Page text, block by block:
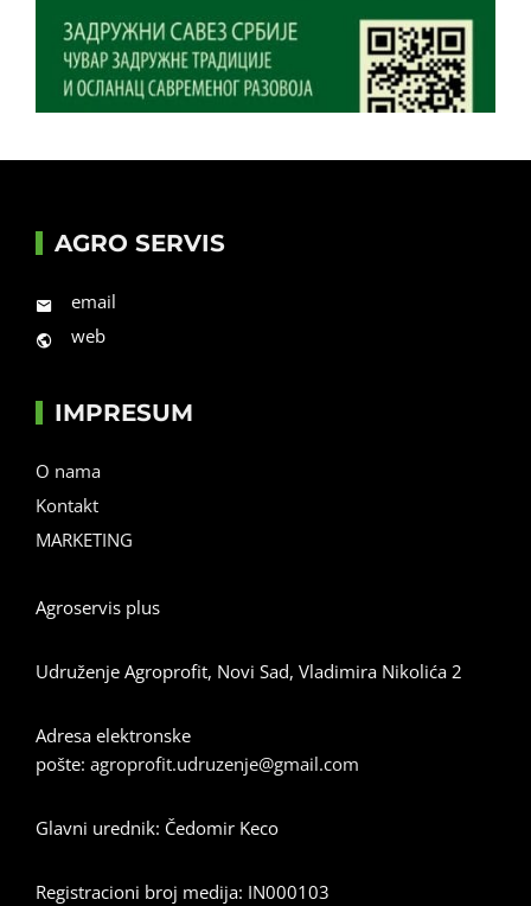
AGRO SERVIS
email
web
IMPRESUM
O nama
Kontakt
MARKETING
Agroservis plus
Udruženje Agroprofit, Novi Sad, Vladimira Nikolića 2
Adresa elektronske
pošte: agroprofit.udruzenje@gmail.com
Glavni urednik: Čedomir Keco
Registracioni broj medija: IN000103